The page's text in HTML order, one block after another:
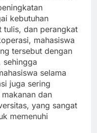
kebutuhan
tulis, dan perangkat
mahasiswa
tersebut dengan
sehingga
selama
juga sering
dan
yang sangat
memenuhi